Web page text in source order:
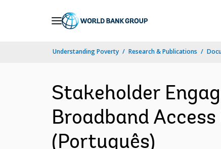
Understanding Poverty Research & Publications
Stakeholder
Broadband
(Português)